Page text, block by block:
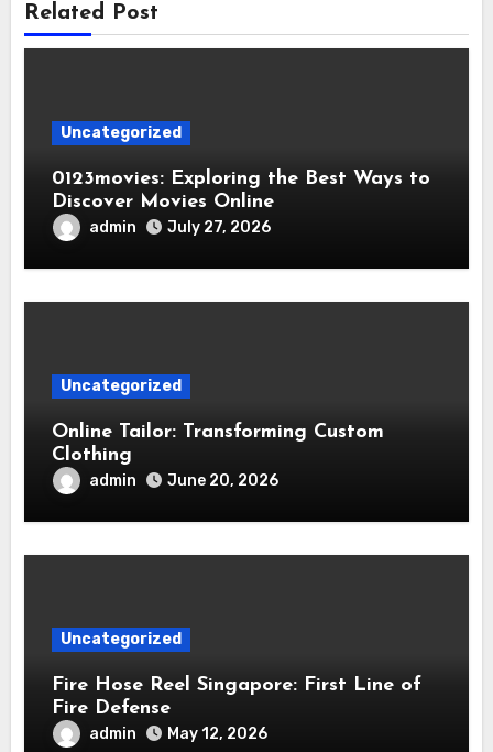
Related Post
Uncategorized
0123movies: Exploring the Best Ways to
Discover Movies Online
admin July 27, 2026
Uncategorized
Online Tailor: Transforming Custom
Clothing
admin June 20, 2026
Uncategorized
Fire Hose Reel Singapore: First Line of
Fire Defense
admin May 12, 2026